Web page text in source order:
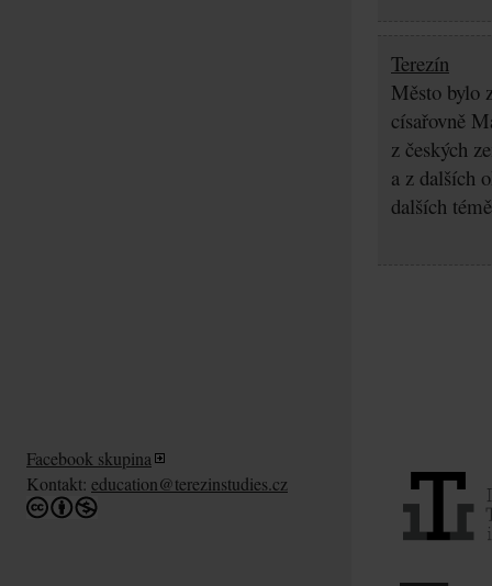
Terezín
Město bylo
císařovně
z českých
a z dalších
dalších
Facebook skupina
Kontakt: education@terezinstudies.cz